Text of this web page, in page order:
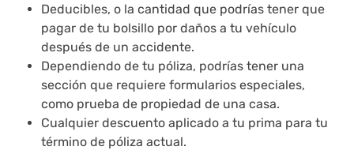
Deducibles, o la cantidad que podrías tener que
pagar de tu bolsillo por daños a tu vehículo
después de un accidente.
Dependiendo de tu póliza, podrías tener una
sección que requiere formularios especiales,
como prueba de propiedad de una casa.
Cualquier descuento aplicado a tu prima para tu
término de póliza actual.